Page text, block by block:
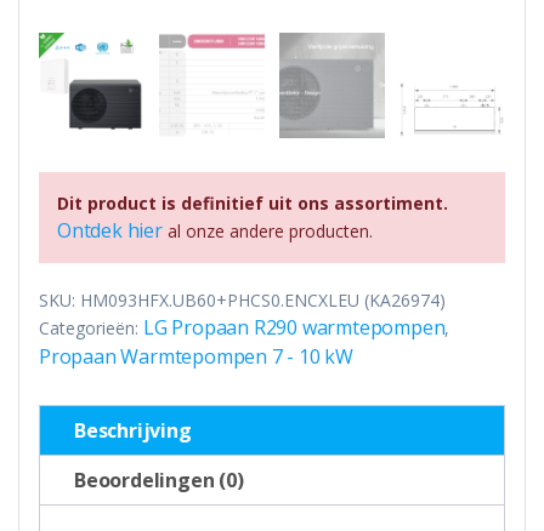
Dit product is definitief uit ons assortiment.
Ontdek hieral onze andere producten.
SKU: HM093HFX.UB60+PHCS0.ENCXLEU (KA26974)
Categorieën: LG Propaan R290 warmtepompen,
Propaan Warmtepompen 7 - 10 kW
Beschrijving
Beoordelingen (0)